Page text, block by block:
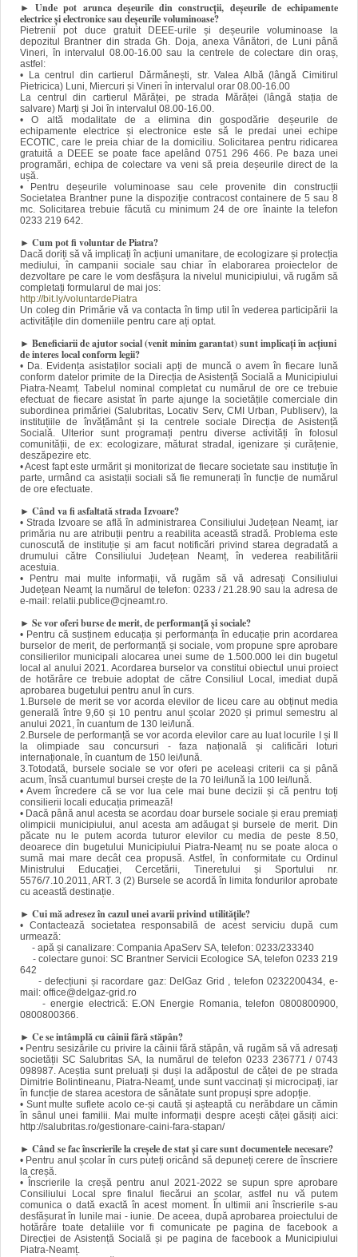
►Unde pot arunca deșeurile din construcții, deșeurile de echipamente
electrice și electronice sau deșeurile voluminoase?
Pietrenii pot duce gratuit DEEE-urile și deșeurile voluminoase la
depozitul Brantner din strada Gh. Doja, anexa Vânători, de Luni până
Vineri, în intervalul 08.00-16.00 sau la centrele de colectare din oraș,
astfel:
• La centrul din cartierul Dărmănești, str. Valea Albă (lângă Cimitirul
Pietricica) Luni, Miercuri și Vineri în intervalul orar 08.00-16.00
La centrul din cartierul Mărăței, pe strada Mărăței (lângă stația de
salvare) Marți și Joi în intervalul 08.00-16.00.
• O altă modalitate de a elimina din gospodărie deșeurile de
echipamente electrice și electronice este să le predai unei echipe
ECOTIC, care le preia chiar de la domiciliu. Solicitarea pentru ridicarea
gratuită a DEEE se poate face apelând 0751 296 466. Pe baza unei
programări, echipa de colectare va veni să preia deșeurile direct de la
ușă.
• Pentru deșeurile voluminoase sau cele provenite din construcții
Societatea Brantner pune la dispoziție contracost containere de 5 sau 8
mc. Solicitarea trebuie făcută cu minimum 24 de ore înainte la telefon
0233 219 642.
► Cum pot fi voluntar de Piatra?
Dacă doriți să vă implicați în acțiuni umanitare, de ecologizare și protecția
mediului, în campanii sociale sau chiar în elaborarea proiectelor de
dezvoltare pe care le vom desfășura la nivelul municipiului, vă rugăm să
completați formularul de mai jos:
http://bit.ly/voluntardePiatra
Un coleg din Primărie vă va contacta în timp util în vederea participării la
activitățile din domeniile pentru care ați optat.
► Beneficiarii de ajutor social (venit minim garantat) sunt implicați în acțiuni
de interes local conform legii?
• Da. Evidența asistaților sociali apți de muncă o avem în fiecare lună
conform datelor primite de la Direcția de Asistență Socială a Municipiului
Piatra-Neamț. Tabelul nominal completat cu numărul de ore ce trebuie
efectuat de fiecare asistat în parte ajunge la societățile comerciale din
subordinea primăriei (Salubritas, Locativ Serv, CMI Urban, Publiserv), la
instituțiile de învățământ și la centrele sociale Direcția de Asistență
Socială. Ulterior sunt programați pentru diverse activități în folosul
comunității, de ex: ecologizare, măturat stradal, igenizare și curățenie,
deszăpezire etc.
• Acest fapt este urmărit și monitorizat de fiecare societate sau instituție în
parte, urmând ca asistații sociali să fie remunerați în funcție de numărul
de ore efectuate.
► Când va fi asfaltată strada Izvoare?
• Strada Izvoare se află în administrarea Consiliului Județean Neamț, iar
primăria nu are atribuții pentru a reabilita această stradă. Problema este
cunoscută de instituție și am facut notificări privind starea degradată a
drumului către Consiliului Județean Neamț, în vederea reabilitării
acestuia.
• Pentru mai multe informații, vă rugăm să vă adresați Consiliului
Județean Neamț la numărul de telefon: 0233 / 21.28.90 sau la adresa de
e-mail: relatii.publice@cjneamt.ro.
► Se vor oferi burse de merit, de performanță și sociale?
• Pentru că susținem educația și performanța în educație prin acordarea
burselor de merit, de performanță și sociale, vom propune spre aprobare
consilierilor municipali alocarea unei sume de 1.500.000 lei din bugetul
local al anului 2021. Acordarea burselor va constitui obiectul unui proiect
de hotărâre ce trebuie adoptat de către Consiliul Local, imediat după
aprobarea bugetului pentru anul în curs.
1.Bursele de merit se vor acorda elevilor de liceu care au obținut media
generală între 9,60 și 10 pentru anul școlar 2020 și primul semestru al
anului 2021, în cuantum de 130 lei/lună.
2.Bursele de performanță se vor acorda elevilor care au luat locurile I și II
la olimpiade sau concursuri - faza națională și calificări loturi
internaționale, în cuantum de 150 lei/lună.
3.Totodată, bursele sociale se vor oferi pe aceleași criterii ca și până
acum, însă cuantumul bursei crește de la 70 lei/lună la 100 lei/lună.
• Avem încredere că se vor lua cele mai bune decizii și că pentru toți
consilierii locali educația primează!
• Dacă până anul acesta se acordau doar bursele sociale și erau premiați
olimpicii municipiului, anul acesta am adăugat și bursele de merit. Din
păcate nu le putem acorda tuturor elevilor cu media de peste 8.50,
deoarece din bugetului Municipiului Piatra-Neamț nu se poate aloca o
sumă mai mare decât cea propusă. Astfel, în conformitate cu Ordinul
Ministrului Educației, Cercetării, Tineretului și Sportului nr.
5576/7.10.2011, ART. 3 (2) Bursele se acordă în limita fondurilor aprobate
cu această destinație.
► Cui mă adresez în cazul unei avarii privind utilitățile?
• Contactează societatea responsabilă de acest serviciu după cum
urmează:
- apă și canalizare: Compania ApaServ SA, telefon: 0233/233340
- colectare gunoi: SC Brantner Servicii Ecologice SA, telefon 0233 219
642
- defecțiuni și racordare gaz: DelGaz Grid , telefon 0232200434, e-
mail: office@delgaz-grid.ro
- energie electrică: E.ON Energie Romania, telefon 0800800900,
0800800366.
► Ce se intâmplă cu câinii fără stăpân?
• Pentru sesizările cu privire la câinii fără stăpân, vă rugăm să vă adresați
societății SC Salubritas SA, la numărul de telefon 0233 236771 / 0743
098987. Aceștia sunt preluați și duși la adăpostul de căței de pe strada
Dimitrie Bolintineanu, Piatra-Neamț, unde sunt vaccinați și microcipați, iar
în funcție de starea acestora de sănătate sunt propuși spre adopție.
• Sunt multe suflete acolo ce-și caută și așteaptă cu nerăbdare un cămin
în sânul unei familii. Mai multe informații despre acești căței găsiți aici:
http://salubritas.ro/gestionare-caini-fara-stapan/
► Când se fac înscrierile la creșele de stat și care sunt documentele necesare?
• Pentru anul școlar în curs puteți oricând să depuneți cerere de înscriere
la creșă.
• Înscrierile la creșă pentru anul 2021-2022 se supun spre aprobare
Consiliului Local spre finalul fiecărui an școlar, astfel nu vă putem
comunica o dată exactă în acest moment. În ultimii ani înscrierile s-au
desfășurat în lunile mai - iunie. De aceea, după aprobarea proiectului de
hotărâre toate detaliile vor fi comunicate pe pagina de facebook a
Direcției de Asistență Socială și pe pagina de facebook a Municipiului
Piatra-Neamț.